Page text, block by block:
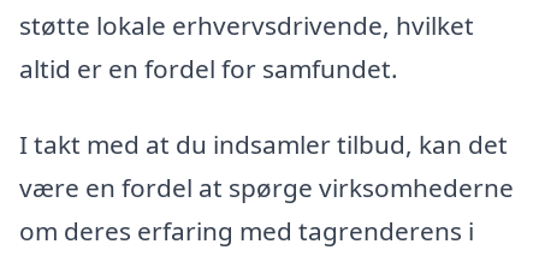
støtte lokale erhvervsdrivende, hvilket
altid er en fordel for samfundet.
I takt med at du indsamler tilbud, kan det
være en fordel at spørge virksomhederne
om deres erfaring med tagrenderens i